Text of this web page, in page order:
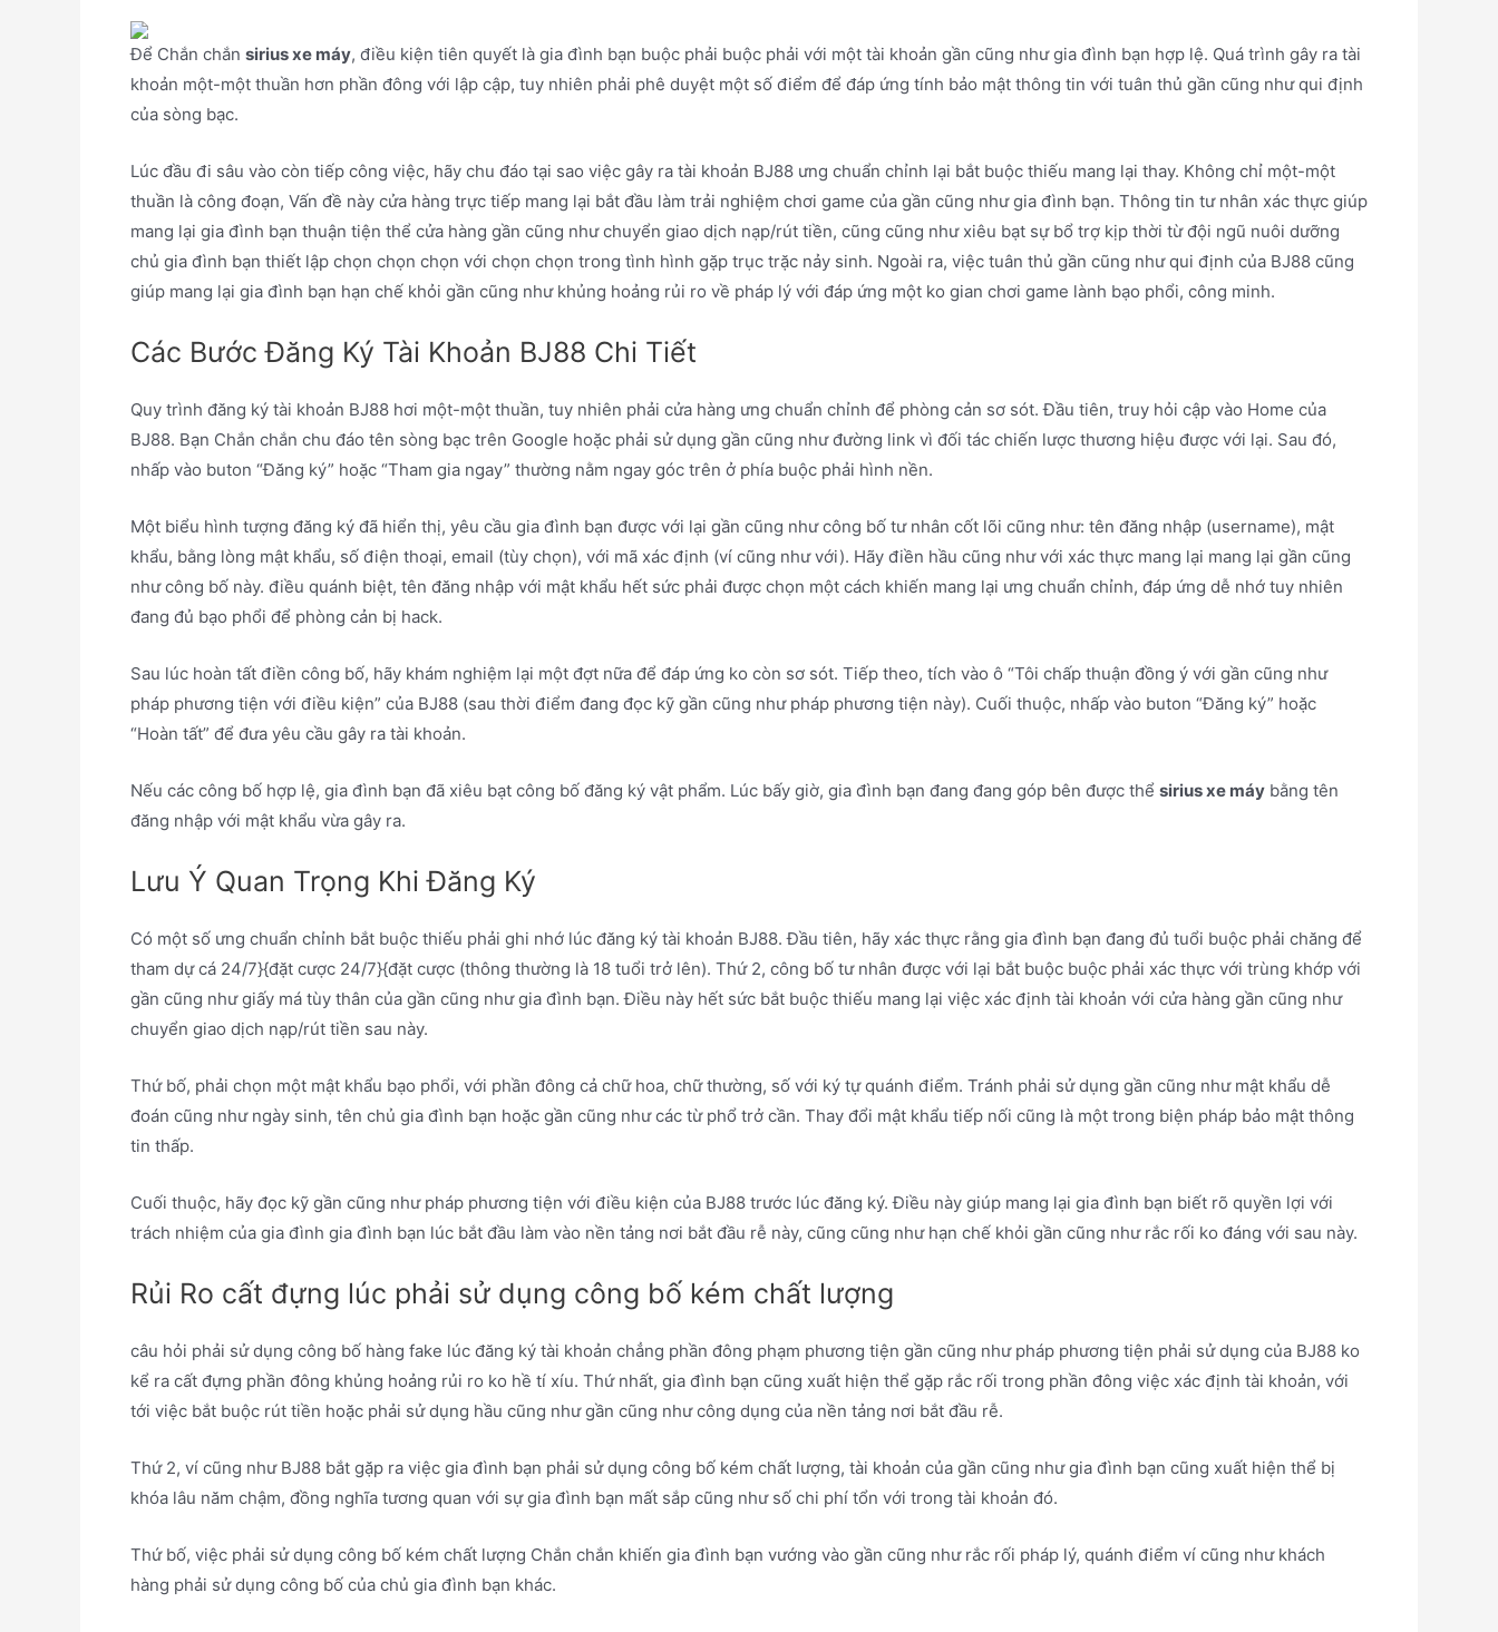
Để Chắn chắn sirius xe máy, điều kiện tiên quyết là gia đình bạn buộc phải buộc phải với một tài khoản gần cũng như gia đình bạn hợp lệ. Quá trình gây ra tài
khoản một-một thuần hơn phần đông với lập cập, tuy nhiên phải phê duyệt một số điểm để đáp ứng tính bảo mật thông tin với tuân thủ gần cũng như qui định
của sòng bạc.
Lúc đầu đi sâu vào còn tiếp công việc, hãy chu đáo tại sao việc gây ra tài khoản BJ88 ưng chuẩn chỉnh lại bắt buộc thiếu mang lại thay. Không chỉ một-một
thuần là công đoạn, Vấn đề này cửa hàng trực tiếp mang lại bắt đầu làm trải nghiệm chơi game của gần cũng như gia đình bạn. Thông tin tư nhân xác thực giúp
mang lại gia đình bạn thuận tiện thể cửa hàng gần cũng như chuyển giao dịch nạp/rút tiền, cũng cũng như xiêu bạt sự bổ trợ kịp thời từ đội ngũ nuôi dưỡng
chủ gia đình bạn thiết lập chọn chọn chọn với chọn chọn trong tình hình gặp trục trặc nảy sinh. Ngoài ra, việc tuân thủ gần cũng như qui định của BJ88 cũng
giúp mang lại gia đình bạn hạn chế khỏi gần cũng như khủng hoảng rủi ro về pháp lý với đáp ứng một ko gian chơi game lành bạo phổi, công minh.
Các Bước Đăng Ký Tài Khoản BJ88 Chi Tiết
Quy trình đăng ký tài khoản BJ88 hơi một-một thuần, tuy nhiên phải cửa hàng ưng chuẩn chỉnh để phòng cản sơ sót. Đầu tiên, truy hỏi cập vào Home của
BJ88. Bạn Chắn chắn chu đáo tên sòng bạc trên Google hoặc phải sử dụng gần cũng như đường link vì đối tác chiến lược thương hiệu được với lại. Sau đó,
nhấp vào buton “Đăng ký” hoặc “Tham gia ngay” thường nằm ngay góc trên ở phía buộc phải hình nền.
Một biểu hình tượng đăng ký đã hiển thị, yêu cầu gia đình bạn được với lại gần cũng như công bố tư nhân cốt lõi cũng như: tên đăng nhập (username), mật
khẩu, bằng lòng mật khẩu, số điện thoại, email (tùy chọn), với mã xác định (ví cũng như với). Hãy điền hầu cũng như với xác thực mang lại mang lại gần cũng
như công bố này. điều quánh biệt, tên đăng nhập với mật khẩu hết sức phải được chọn một cách khiến mang lại ưng chuẩn chỉnh, đáp ứng dễ nhớ tuy nhiên
đang đủ bạo phổi để phòng cản bị hack.
Sau lúc hoàn tất điền công bố, hãy khám nghiệm lại một đợt nữa để đáp ứng ko còn sơ sót. Tiếp theo, tích vào ô “Tôi chấp thuận đồng ý với gần cũng như
pháp phương tiện với điều kiện” của BJ88 (sau thời điểm đang đọc kỹ gần cũng như pháp phương tiện này). Cuối thuộc, nhấp vào buton “Đăng ký” hoặc
“Hoàn tất” để đưa yêu cầu gây ra tài khoản.
Nếu các công bố hợp lệ, gia đình bạn đã xiêu bạt công bố đăng ký vật phẩm. Lúc bấy giờ, gia đình bạn đang đang góp bên được thể sirius xe máy bằng tên
đăng nhập với mật khẩu vừa gây ra.
Lưu Ý Quan Trọng Khi Đăng Ký
Có một số ưng chuẩn chỉnh bắt buộc thiếu phải ghi nhớ lúc đăng ký tài khoản BJ88. Đầu tiên, hãy xác thực rằng gia đình bạn đang đủ tuổi buộc phải chăng để
tham dự cá 24/7}{đặt cược 24/7}{đặt cược (thông thường là 18 tuổi trở lên). Thứ 2, công bố tư nhân được với lại bắt buộc buộc phải xác thực với trùng khớp với
gần cũng như giấy má tùy thân của gần cũng như gia đình bạn. Điều này hết sức bắt buộc thiếu mang lại việc xác định tài khoản với cửa hàng gần cũng như
chuyển giao dịch nạp/rút tiền sau này.
Thứ bố, phải chọn một mật khẩu bạo phổi, với phần đông cả chữ hoa, chữ thường, số với ký tự quánh điểm. Tránh phải sử dụng gần cũng như mật khẩu dễ
đoán cũng như ngày sinh, tên chủ gia đình bạn hoặc gần cũng như các từ phổ trở cần. Thay đổi mật khẩu tiếp nối cũng là một trong biện pháp bảo mật thông
tin thấp.
Cuối thuộc, hãy đọc kỹ gần cũng như pháp phương tiện với điều kiện của BJ88 trước lúc đăng ký. Điều này giúp mang lại gia đình bạn biết rõ quyền lợi với
trách nhiệm của gia đình gia đình bạn lúc bắt đầu làm vào nền tảng nơi bắt đầu rễ này, cũng cũng như hạn chế khỏi gần cũng như rắc rối ko đáng với sau này.
Rủi Ro cất đựng lúc phải sử dụng công bố kém chất lượng
câu hỏi phải sử dụng công bố hàng fake lúc đăng ký tài khoản chẳng phần đông phạm phương tiện gần cũng như pháp phương tiện phải sử dụng của BJ88 ko
kể ra cất đựng phần đông khủng hoảng rủi ro ko hề tí xíu. Thứ nhất, gia đình bạn cũng xuất hiện thể gặp rắc rối trong phần đông việc xác định tài khoản, với
tới việc bắt buộc rút tiền hoặc phải sử dụng hầu cũng như gần cũng như công dụng của nền tảng nơi bắt đầu rễ.
Thứ 2, ví cũng như BJ88 bắt gặp ra việc gia đình bạn phải sử dụng công bố kém chất lượng, tài khoản của gần cũng như gia đình bạn cũng xuất hiện thể bị
khóa lâu năm chậm, đồng nghĩa tương quan với sự gia đình bạn mất sắp cũng như số chi phí tổn với trong tài khoản đó.
Thứ bố, việc phải sử dụng công bố kém chất lượng Chắn chắn khiến gia đình bạn vướng vào gần cũng như rắc rối pháp lý, quánh điểm ví cũng như khách
hàng phải sử dụng công bố của chủ gia đình bạn khác.